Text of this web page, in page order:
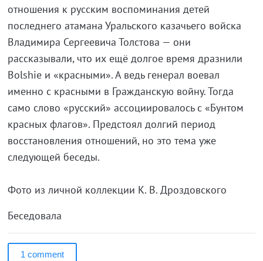
отношения к русским воспоминания детей
последнего атамана Уральского казачьего войска
Владимира Сергеевича Толстова — они
рассказывали, что их ещё долгое время дразнили
Bolshie и «красными». А ведь генерал воевал
именно с красными в Гражданскую войну. Тогда
само слово «русский» ассоциировалось с «Бунтом
красных флагов». Предстоял долгий период
восстановления отношений, но это тема уже
следующей беседы.
Фото из личной коллекции К. В. Дроздовского
Беседовала
1 comment